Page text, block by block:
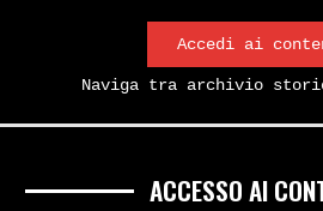
Accedi ai
Naviga tra archivio
ACCESSO AI